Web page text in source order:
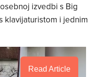
izvedbi s Big
klavijaturistom i jednim
Read Article